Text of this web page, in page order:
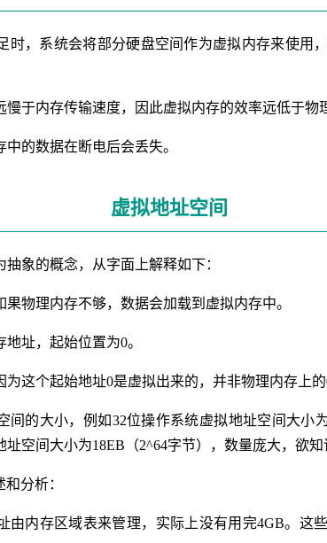
时，系统会将部分硬盘空间作为虚拟内存来使用
于内存传输速度，因此虚拟内存的效率远低于物
的数据在断电后会丢失。
虚拟地址空间
象的概念，从字面上解释如下：
物理内存不够，数据会加载到虚拟内存中。
址，起始位置为0。
这个起始地址0是虚拟出来的，并非物理内存上的
间的大小，例如32位操作系统虚拟地址空间大小
空间大小为18EB（2^64字节），数量庞大，欲知
分析：
由内存区域表来管理，实际上没有用完4GB。这